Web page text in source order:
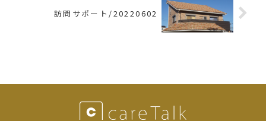
訪問サポート/20220602